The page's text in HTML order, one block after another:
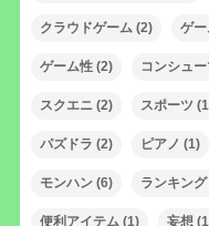
クラウドゲーム (2) ゲ
ゲーム性(2) コンシュ
スクエニ (2) スポーツ
パズドラ (2) ピアノ (1)
モンハン(6) ランキング
便利アイテム (1) 妄想